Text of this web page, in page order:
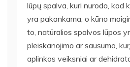
lūpų spalva, kuri nurodo, kad
yra pakankama, o kūno
to, natūralios spalvos lūpos
pleiskanojimo ar sausumo,
aplinkos veiksniai ar